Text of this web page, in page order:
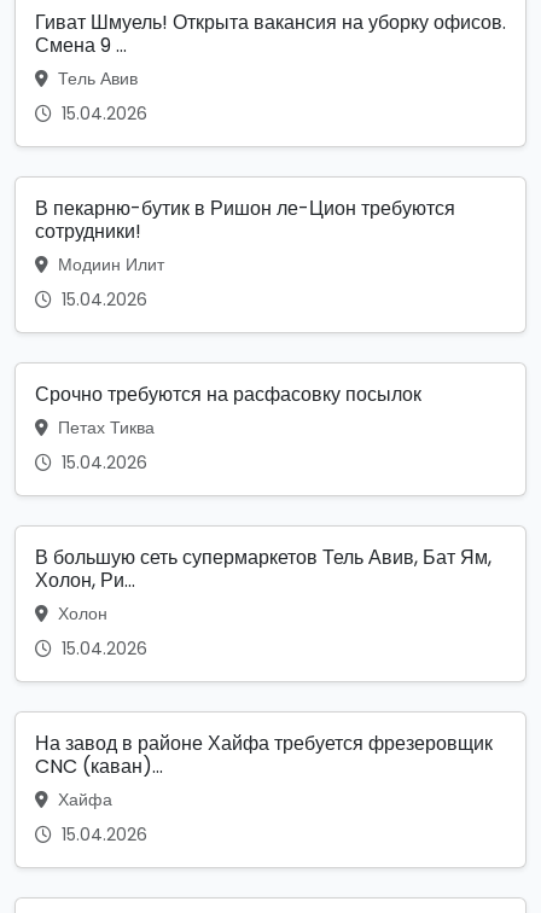
Гиват Шмуель! Открыта вакансия на уборку офисов.
Смена 9 ...
Тель Авив
15.04.2026
В пекарню-бутик в Ришон ле-Цион требуются
сотрудники!
Модиин Илит
15.04.2026
Срочно требуются на расфасовку посылок
Петах Тиква
15.04.2026
В большую сеть супермаркетов Тель Авив, Бат Ям,
Холон, Ри...
Холон
15.04.2026
На завод в районе Хайфа требуется фрезеровщик
CNC (каван)...
Хайфа
15.04.2026